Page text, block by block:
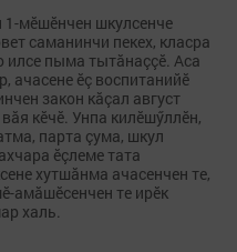
1-мӗшӗнчен шкулсенче
саманинчи пекех, класра
илсе пыма тытăнаççӗ. Аса
ачасене ӗç воспитанийӗ
закон кăçал август
кӗчӗ. Унпа килӗшӳллӗн,
парта çума, шкул
ӗçлеме тата
хутшăнма ачасенчен те,
амăшӗсенчен те ирӗк
халь.